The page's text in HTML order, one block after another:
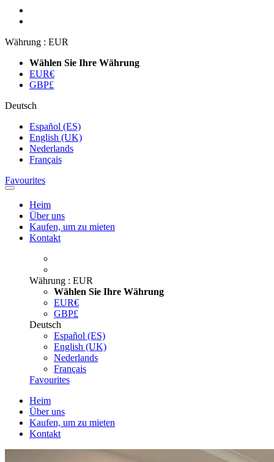
Währung : EUR
Wählen Sie Ihre Währung
EUR€
GBP£
Deutsch
Español (ES)
English (UK)
Nederlands
Français
Favourites
Heim
Über uns
Kaufen, um zu mieten
Kontakt
Währung : EUR
Wählen Sie Ihre Währung
EUR€
GBP£
Deutsch
Español (ES)
English (UK)
Nederlands
Français
Favourites
Heim
Über uns
Kaufen, um zu mieten
Kontakt